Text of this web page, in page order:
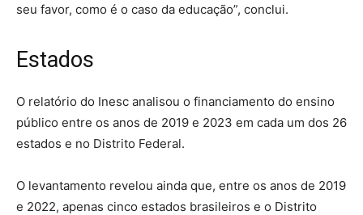
seu favor, como é o caso da educação”, conclui.
Estados
O relatório do Inesc analisou o financiamento do ensino
público entre os anos de 2019 e 2023 em cada um dos 26
estados e no Distrito Federal.
O levantamento revelou ainda que, entre os anos de 2019
e 2022, apenas cinco estados brasileiros e o Distrito